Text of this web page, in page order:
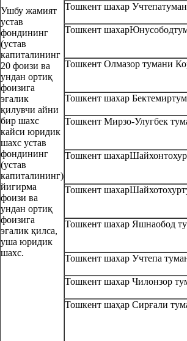
Ушбу жамият
устав
фондининг
(устав
капиталининг
20 фоизи ва
ундан ортиқ
фоизига
эгалик
қилувчи айни
бир шахс
кайси юридик
шахс устав
фондининг
(устав
капиталининг)
йигирма
фоизи ва
ундан ортиқ
фоизига
эгалик қилса,
уша юридик
шахс.
Тошкент шахар
Тошкент
Тошкент Олмазор тумани
Тошкент шахар
Тошкент Мирзо-Улугбек
Тошкент
Тошкент
Тошкент шахар Яшнаобод
Тошкент шахар Учтепа
Тошкент шахар Чилонзор
Тошкент шаҳар Сирғали